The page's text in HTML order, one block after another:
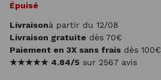
Épuisé
Livraisonà partir du 12/08
Livraison gratuite dès 70€
Paiement en 3X sans frais dès 100€
★★★★★ 4.84/5 sur 2567 avis